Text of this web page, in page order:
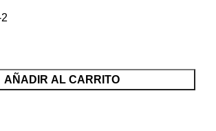
AÑADIR AL CARRITO